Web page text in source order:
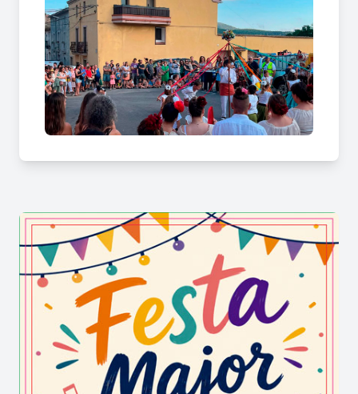
l'oportunitat de conèixer alguns dels espais
patrimonials més representatius d'Olesa de
Bonesvalls, convertint la visita en una
combinació de cultura, història i tradició.
Què es pot trobar durant la Festa
Major d’Olesa de Bonesvalls?
• Activitats culturals
• Propostes musicals
• Espectacles
• Activitats familiars
• Espais de participació
• Descoberta del patrimoni local
• Gastronomia i restauració del municipi
Què és la Festa Major d’Olesa de